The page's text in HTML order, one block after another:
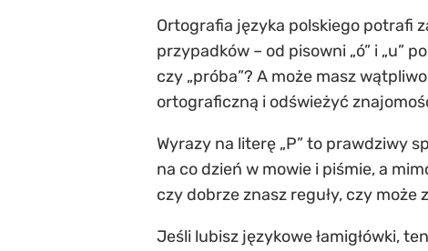
Ortografia języka polskiego potrafi
przypadków – od pisowni „ó” i „u”
czy „próba”? A może masz
ortograficzną i odświeżyć
Wyrazy na literę „P” to prawdziwy
na co dzień w mowie i piśmie, a
czy dobrze znasz reguły, czy
Jeśli lubisz językowe łamigłówki,